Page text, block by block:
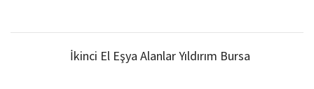
İkinci El Eşya Alanlar Yıldırım Bursa